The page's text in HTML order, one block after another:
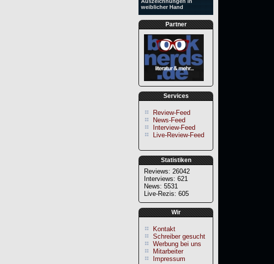
weiblicher Hand
Partner
Services
Review-Feed
News-Feed
Interview-Feed
Live-Review-Feed
Statistiken
Reviews: 26042
Interviews: 621
News: 5531
Live-Rezis: 605
Wir
Kontakt
Schreiber gesucht
Werbung bei uns
Mitarbeiter
Impressum